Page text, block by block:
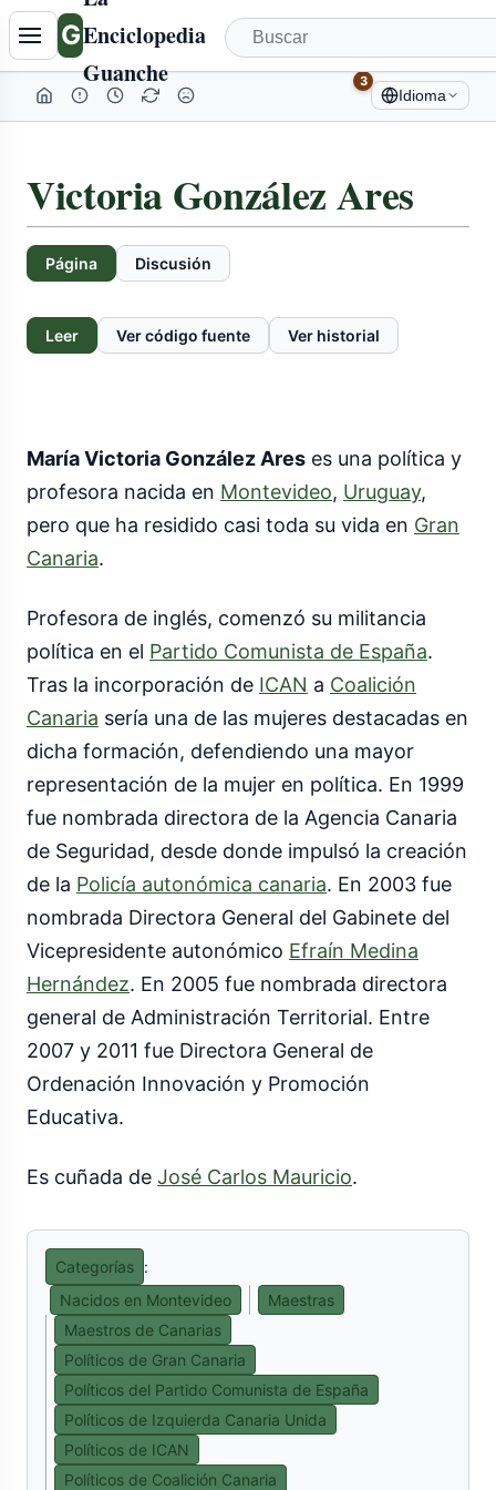
GEnciclopedia
Guanche
3
Idioma
Victoria González Ares
Página Discusión
Leer Ver código fuente Ver historial
María Victoria González Ares es una política y
profesora nacida en Montevideo, Uruguay,
pero que ha residido casi toda su vida en Gran
Canaria.
Profesora de inglés, comenzó su militancia
política en el Partido Comunista de España.
Tras la incorporación de ICAN a Coalición
Canaria sería una de las mujeres destacadas en
dicha formación, defendiendo una mayor
representación de la mujer en política. En 1999
fue nombrada directora de la Agencia Canaria
de Seguridad, desde donde impulsó la creación
de la Policía autonómica canaria. En 2003 fue
nombrada Directora General del Gabinete del
Vicepresidente autonómico Efraín Medina
Hernández. En 2005 fue nombrada directora
general de Administración Territorial. Entre
2007 y 2011 fue Directora General de
Ordenación Innovación y Promoción
Educativa.
Es cuñada de José Carlos Mauricio.
Categorías :
Nacidos en Montevideo
Maestras
Maestros de Canarias
Políticos de Gran Canaria
Políticos del Partido Comunista de España
Políticos de Izquierda Canaria Unida
Políticos de ICAN
Políticos de Coalición Canaria